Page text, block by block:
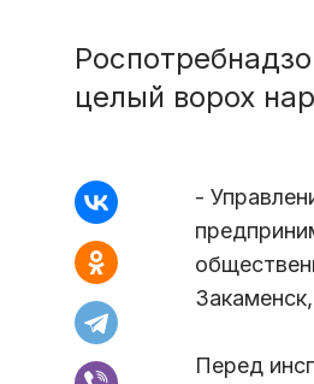
целый ворох
-
Перед